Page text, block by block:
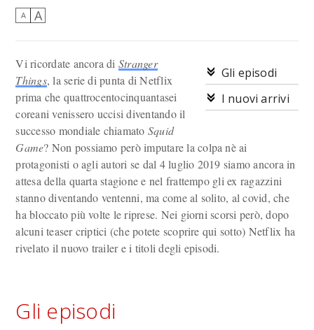
A A
Gli episodi
I nuovi arrivi
Vi ricordate ancora di Stranger
Things, la serie di punta di Netflix
prima che quattrocentocinquantasei
coreani venissero uccisi diventando il
successo mondiale chiamato Squid
Game? Non possiamo però imputare la colpa nè ai
protagonisti o agli autori se dal 4 luglio 2019 siamo ancora in
attesa della quarta stagione e nel frattempo gli ex ragazzini
stanno diventando ventenni, ma come al solito, al covid, che
ha bloccato più volte le riprese. Nei giorni scorsi però, dopo
alcuni teaser criptici (che potete scoprire qui sotto) Netflix ha
rivelato il nuovo trailer e i titoli degli episodi.
Gli episodi